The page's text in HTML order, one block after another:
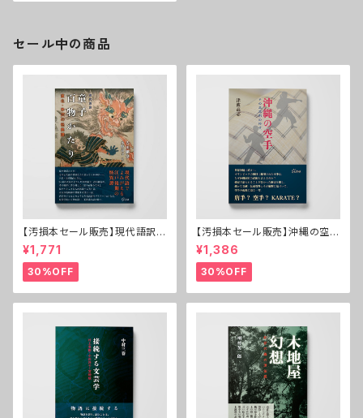
セール中の商品
【汚損本セール販売】現代語訳
童子百物かたり──東北・米沢
の怪異譚
¥1,771
30%OFF
【汚損本セール販売】沖縄の空手
──その基本形の時代
¥1,386
30%OFF